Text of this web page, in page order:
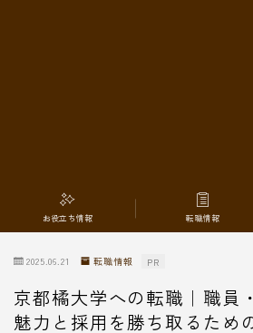
お役立ち情報 転職情報
2025.06.21 転職情報 PR
京都橘大学への転職｜職員
魅力と採用を勝ち取るため